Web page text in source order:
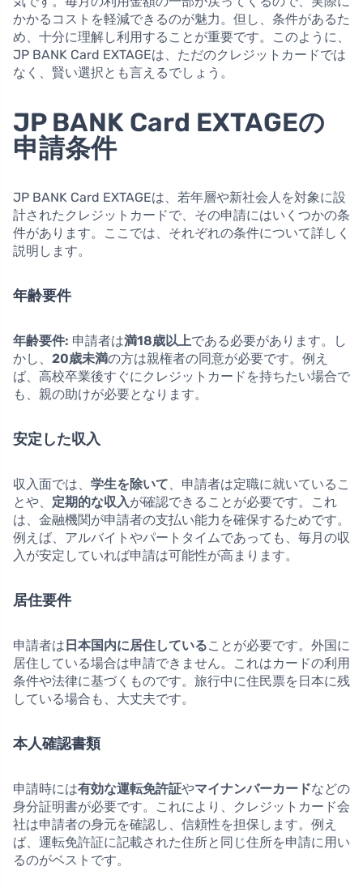
かかるコストを軽減できるのが魅力。但し、条件があるた
め、十分に理解し利用することが重要です。このように、
JP BANK Card EXTAGEは、ただのクレジットカードでは
なく、賢い選択とも言えるでしょう。
JP BANK Card EXTAGEの
申請条件
JP BANK Card EXTAGEは、若年層や新社会人を対象に設
計されたクレジットカードで、その申請にはいくつかの条
件があります。ここでは、それぞれの条件について詳しく
説明します。
年齢要件
年齢要件: 申請者は満18歳以上である必要があります。し
かし、 20歳未満の方は親権者の同意が必要です。例え
ば、高校卒業後すぐにクレジットカードを持ちたい場合で
も、親の助けが必要となります。
安定した収入
収入面では、 学生を除いて、申請者は定職に就いているこ
とや、 定期的な収入が確認できることが必要です。これ
は、金融機関が申請者の支払い能力を確保するためです。
例えば、アルバイトやパートタイムであっても、毎月の収
入が安定していれば申請は可能性が高まります。
居住要件
申請者は 日本国内に居住していることが必要です。外国に
居住している場合は申請できません。これはカードの利用
条件や法律に基づくものです。旅行中に住民票を日本に残
している場合も、大丈夫です。
本人確認書類
申請時には有効な運転免許証やマイナンバーカードなどの
身分証明書が必要です。これにより、クレジットカード会
社は申請者の身元を確認し、信頼性を担保します。例え
ば、運転免許証に記載された住所と同じ住所を申請に用い
るのがベストです。